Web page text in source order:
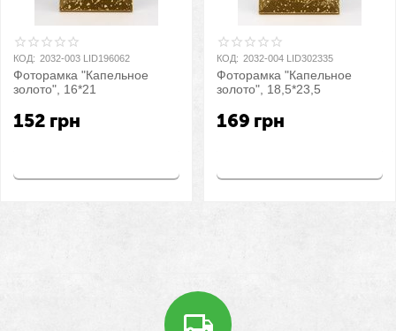
КОД: 2032-003 LID196062
Фоторамка "Капельное
золото", 16*21
152 грн
КОД: 2032-004 LID302335
Фоторамка "Капельное
золото", 18,5*23,5
169 грн